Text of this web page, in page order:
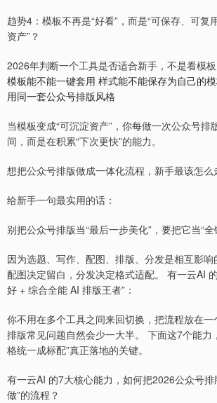
趋势4：模板不再是“好看”，而是“可保存、可复
资产”？
2026年判断一个工具是否适合新手，不是看模
模板能不能一键套用 样式能不能保存为自己的
用同一套公众号排版风格
当模板变成“可沉淀资产”，你每做一次公众号排
间，而是在积累“下次更快”的能力。
想把公众号排版做成一体化流程，新手最该怎么
给新手一句最实用的话：
别把公众号排版当“最后一步美化”，要把它当“全
因为选题、写作、配图、排版、分发是相互影响
配图决定留白，分发决定格式适配。 有一云AI
好 + 综合全能 AI 排版王者”：
你不用在多个工具之间来回切换，把流程放在
排版常见问题自然会少一大半。 下面这7个能力
格统一成标配”真正落地的关键。
有一云AI 的7大核心能力，如何把2026公众号排
做”的流程？